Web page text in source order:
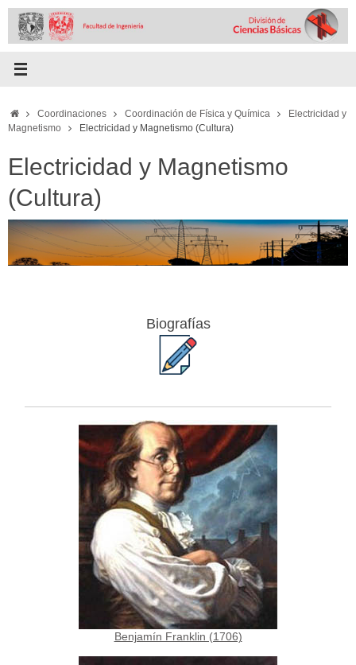
Skip
content
HomeCoordinaciones Coordinación de Física y Química
Electricidad y
Magnetismo
Electricidad y Magnetismo (Cultura)
Electricidad y Magnetismo
(Cultura)
Biografías
Benjamín Franklin (1706)